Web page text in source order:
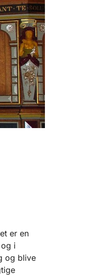
er en
i
og blive